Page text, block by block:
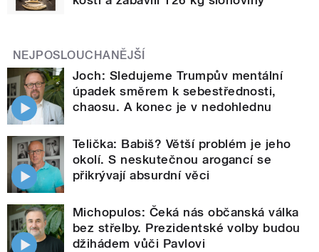
NEJPOSLOUCHANĚJŠÍ
Joch: Sledujeme Trumpův mentální
úpadek směrem k sebestřednosti,
chaosu. A konec je v nedohlednu
Telička: Babiš? Větší problém je jeho
okolí. S neskutečnou arogancí se
přikrývají absurdní věci
Michopulos: Čeká nás občanská válka
bez střelby. Prezidentské volby budou
džihádem vůči Pavlovi